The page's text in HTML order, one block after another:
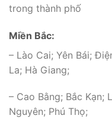
trong thành phố
Miền Bắc:
– Lào Cai; Yên Bái;
La; Hà Giang;
– Cao Bằng; Bắc Kạn;
Nguyên; Phú Thọ;